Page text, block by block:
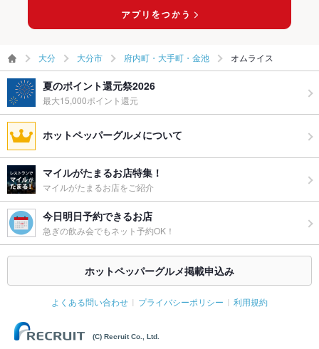
大分 大分市 府内町・大手町・金池 オムライス
夏のポイント還元祭2026
最大15,000ポイント還元
ホットペッパーグルメについて
マイルがたまるお店特集！
マイルがたまるお店をご紹介
今日明日予約できるお店
急ぎの飲み会でもネット予約OK！
ホットペッパーグルメ掲載申込み
よくある問い合わせ プライバシーポリシー 利用規約
(C) Recruit Co., Ltd.